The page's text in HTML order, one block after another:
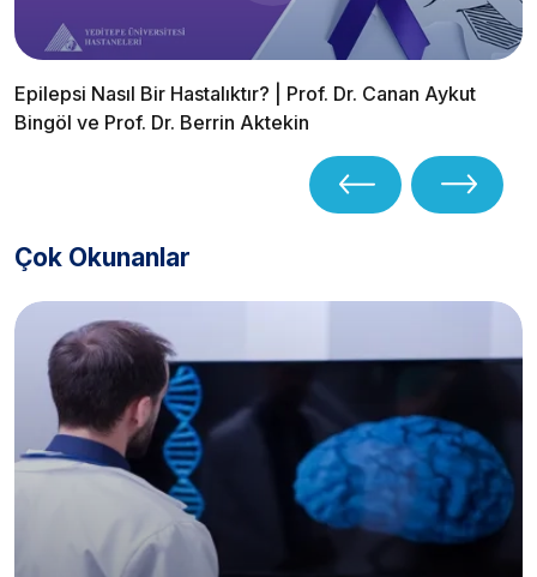
Epilepsi Nasıl Bir Hastalıktır? | Prof. Dr. Canan Aykut
Bingöl ve Prof. Dr. Berrin Aktekin
Çok Okunanlar